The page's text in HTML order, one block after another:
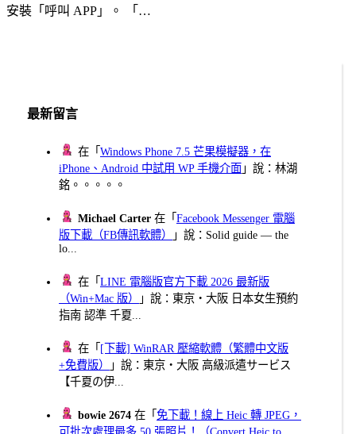
安裝「呼叫 APP」。 「…
最新留言
在「Windows Phone 7.5 芒果模擬器，在
iPhone、Android 中試用 WP 手機介面 」說：林湖
銘。。。。。
Michael Carter 在「Facebook Messenger 電腦
版下載（FB傳訊軟體）
」說：Solid guide — the
lo...
在「LINE 電腦版官方下載 2026 最新版
（Win+Mac 版）
」說：東京・大阪 日本女生預約
指南 認準 千夏...
在「 [下載] WinRAR 壓縮軟體（繁體中文版
+免費版）
」說：東京・大阪 高級派遣サービス
【千夏の伊...
bowie 2674 在「免下載！線上 Heic 轉 JPEG，
可批次處理最多 50 張照片！（Convert Heic to